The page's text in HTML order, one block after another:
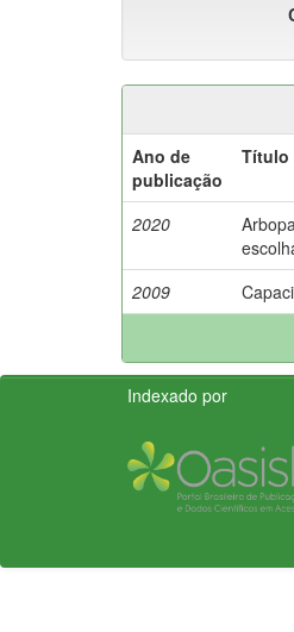
Ano de
publicação
Título
2020
2009
Indexado por